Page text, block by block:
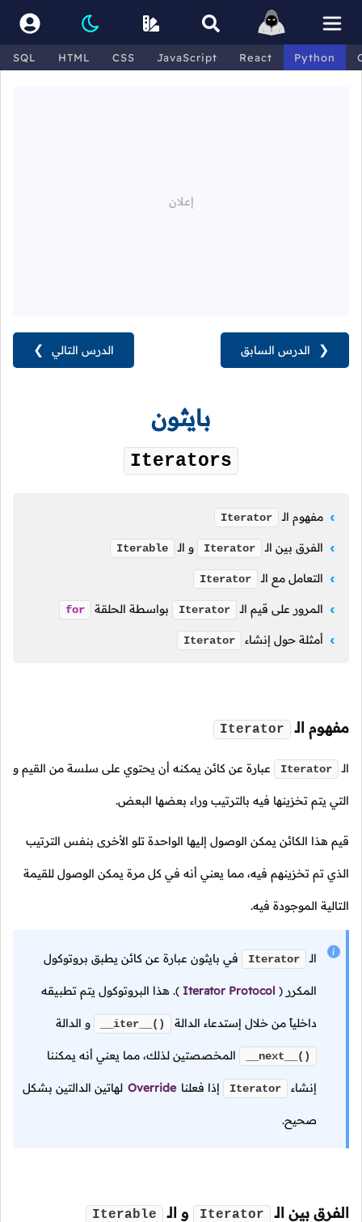
SQL HTML CSS JavaScript React Python
الدرس التالي ❯ ❮ الدرس السابق
بايثون
Iterators
مفهوم الـ Iterator
الفرق بين الـ Iterator و الـ Iterable
التعامل مع الـ Iterator
المرور على قيم الـ Iterator بواسطة الحلقة for
أمثلة حول إنشاء Iterator
مفهوم الـ Iterator
الـ Iterator عبارة عن كائن يمكنه أن يحتوي على سلسة من القيم و
التي يتم تخزينها فيه بالترتيب وراء بعضها البعض.
قيم هذا الكائن يمكن الوصول إليها الواحدة تلو الأخرى بنفس الترتيب
الذي تم تخزينهم فيه، مما يعني أنه في كل مرة يمكن الوصول للقيمة
التالية الموجودة فيه.
الـ Iterator في بايثون عبارة عن كائن يطبق بروتوكول
المكرر (
Iterator Protocol
). هذا البروتوكول يتم تطبيقه
داخلياً من خلال إستدعاء الدالة __iter__() و الدالة
__next__() المخصصتين لذلك، مما يعني أنه يمكننا
إنشاء Iterator إذا فعلنا Override لهاتين الدالتين بشكل
صحيح.
الفرق بين الـ Iterator و الـ Iterable